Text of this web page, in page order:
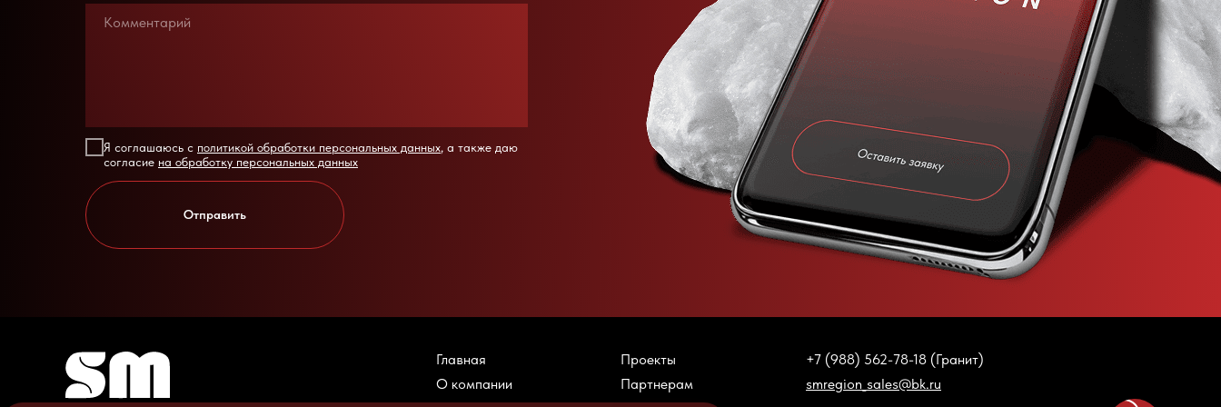
Я соглашаюсь с политикой обработки персональных данных, а также даю
согласие на обработку персональных данных
Отправить
Главная
О компании
Партнерам
Проекты
+7 (988) 562-78-18 (Гранит)
smregion_sales@bk.ru